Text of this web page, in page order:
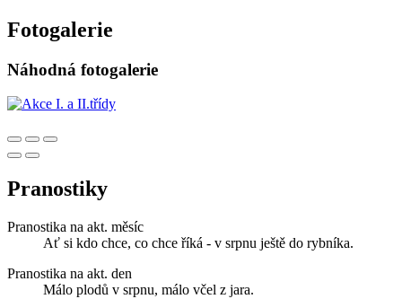
Fotogalerie
Náhodná fotogalerie
Pranostiky
Pranostika na akt. měsíc
Ať si kdo chce, co chce říká - v srpnu ještě do rybníka.
Pranostika na akt. den
Málo plodů v srpnu, málo včel z jara.